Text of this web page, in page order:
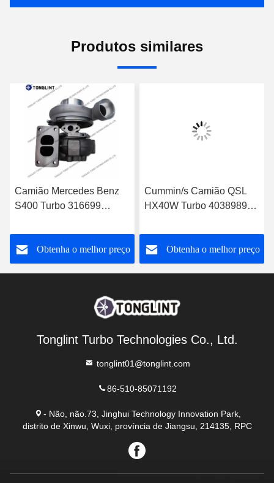
Produtos similares
Camião Mercedes Benz
S400 Turbo 316699
0060966699 com camião
com motor OM501LA
Euro-3
Obtenha o melhor preço
Cummin/s Camião QSL
HX40W Turbo 4038989
4046101 4089915 com
motor PESAGUS QSL
Obtenha o melhor preço
Tonglint Turbo Technologies Co., Ltd.
tonglint01@tonglint.com
86-510-85071192
- Não, não.73, Jinghui Technology Innovation Park,
distrito de Xinwu, Wuxi, província de Jiangsu, 214135, RPC